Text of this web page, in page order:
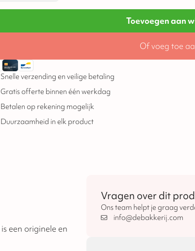
Toevoegen aan
Of voeg toe
Snelle verzending en veilige betaling
Gratis offerte binnen één werkdag
Betalen op rekening mogelijk
Duurzaamheid in elk product
is een originele en
Vragen over dit
Ons team helpt je graag
info@debakkerij.com